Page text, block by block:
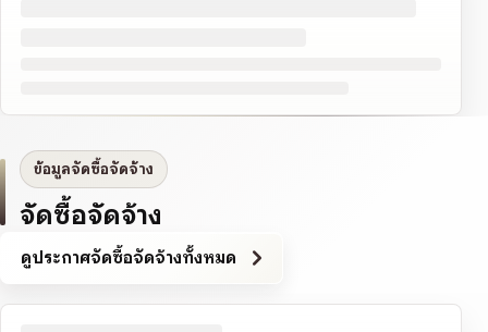
ข้อมูลจัดซื้อจัดจ้าง
จัดซื้อจัดจ้าง
ดูประกาศจัดซื้อจัดจ้างทั้งหมด